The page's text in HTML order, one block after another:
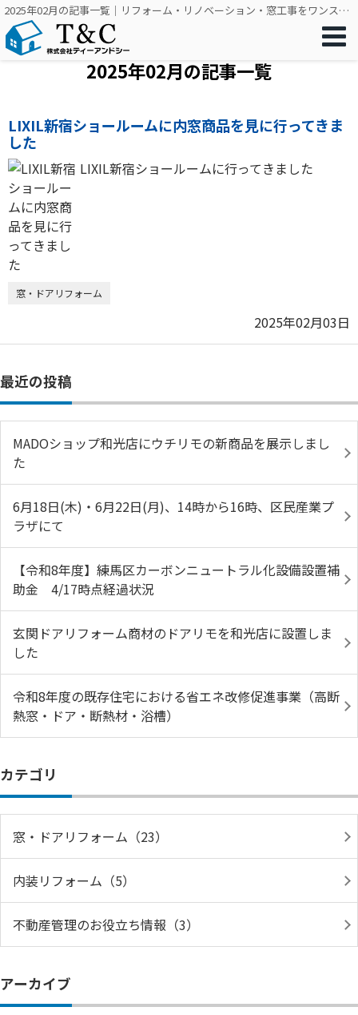
2025年02月の記事一覧｜リフォーム・リノベーション・窓工事をワンストップで｜株式会社ティーアンドシー
2025年02月の記事一覧
LIXIL新宿ショールームに内窓商品を見に行ってきま
した
LIXIL新宿ショールームに行ってきました
窓・ドアリフォーム
2025年02月03日
最近の投稿
MADOショップ和光店にウチリモの新商品を展示しまし
た
6月18日(木)・6月22日(月)、14時から16時、区民産業プ
ラザにて
【令和8年度】練馬区カーボンニュートラル化設備設置補
助金 4/17時点経過状況
玄関ドアリフォーム商材のドアリモを和光店に設置しま
した
令和8年度の既存住宅における省エネ改修促進事業（高断
熱窓・ドア・断熱材・浴槽）
カテゴリ
窓・ドアリフォーム（23）
内装リフォーム（5）
不動産管理のお役立ち情報（3）
アーカイブ